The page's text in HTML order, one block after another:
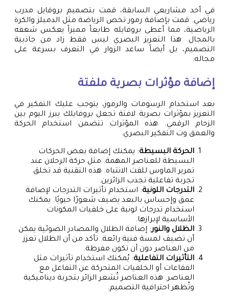
في أحد مشاريعي السابقة، قمت بتصميم بروفايل مدرب
رياضي. قمت بإضافة رموز تخص الرياضة مثل الدمبلز والكرة
الرياضية، مما أعطى بروفايله طابعاً مميزاً يعكس شغفه
بالمجال. هذا التعزيز البصري ليس فقط زاد من جاذبية
التصميم، بل أيضاً ساعد الزوار في التعرف بسرعة على
مجاله.
إضافة مؤثرات بصرية ملفتة
بعد استخدام الرسومات والرموز، يتوجب عليك التفكير في
التعزيز بمؤثرات بصرية لافتة تجعل بروفايلك يبرز اليوم بين
الزحام الرقمي. هذه المؤثرات تتضمن استخدام الحركة
والعمق وت التفكير البصري.
الحركة البسيطة: يمكنك إضافة بعض الحركات
البسيطة للعناصر المهمة. مثل حركة الرحلان عند
تمرير الماوس للفت الانتباه. هذه التقنية قد تخلق
تجربة تفاعلية تجذب الزائرين.
التدرجات اللونية: استخدام تأثيرات التدرجات لإضافة
عمق وإحساس بالبعد يضيف شعورًا حيويًا. يمكنك
استخدام تدرجات لونية على خلفيات المكونات
الأساسية لإبرازها.
الظلال والنور: إضافة الظلال والمصادر الضوئية يمكن
أن تضيف لمسة فنية رائعة. تأكد من أن الظلال تعزز
من العناصر دون أن تكون مفرطة.
التأثيرات التفاعلية: يُمكنك استخدام تأثيرات مثل
الفقاعات أو الخلفيات المتحركة عن التفاعل مع
العناصر. هذه العناصر تُشعر الزائر بتجربة ديناميكية
وتُظهر احترافية التصميم.